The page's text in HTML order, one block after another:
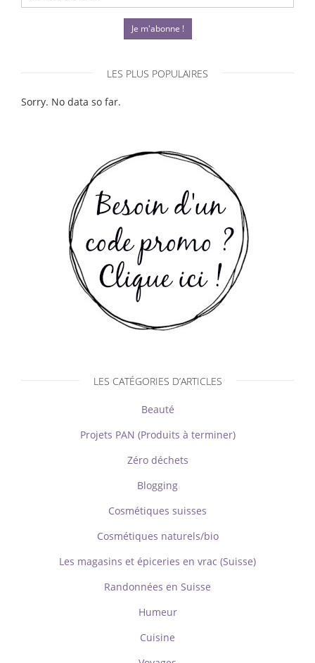
Je m'abonne !
LES PLUS POPULAIRES
Sorry. No data so far.
LES CATÉGORIES D’ARTICLES
Beauté
Projets PAN (Produits à terminer)
Zéro déchets
Blogging
Cosmétiques suisses
Cosmétiques naturels/bio
Les magasins et épiceries en vrac (Suisse)
Randonnées en Suisse
Humeur
Cuisine